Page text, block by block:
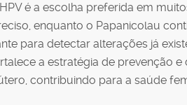
é a escolha preferida em
enquanto o Papanicolau
para detectar alterações já
a estratégia de prevenção
contribuindo para a saúde